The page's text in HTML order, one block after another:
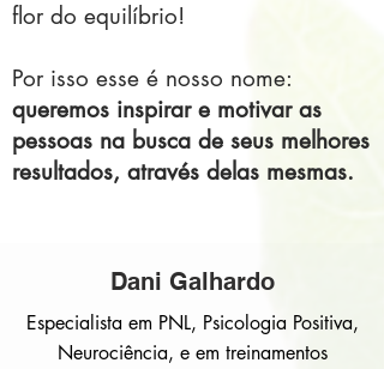
flor do equilíbrio!
Por isso esse é nosso nome:
queremos inspirar e motivar as
pessoas na busca de seus melhores
resultados, através delas mesmas.
Dani Galhardo
Especialista em PNL, Psicologia Positiva,
Neurociência, e em treinamentos